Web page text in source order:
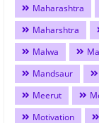
Maharashtra
Maharshtra
Malwa
Mandsaur
Meerut
Motivation